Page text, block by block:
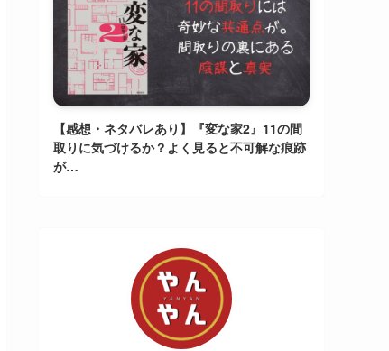
【感想・ネタバレあり】『変な家2』11の間
取りに気づけるか？よく見ると不可解な痕跡
が…